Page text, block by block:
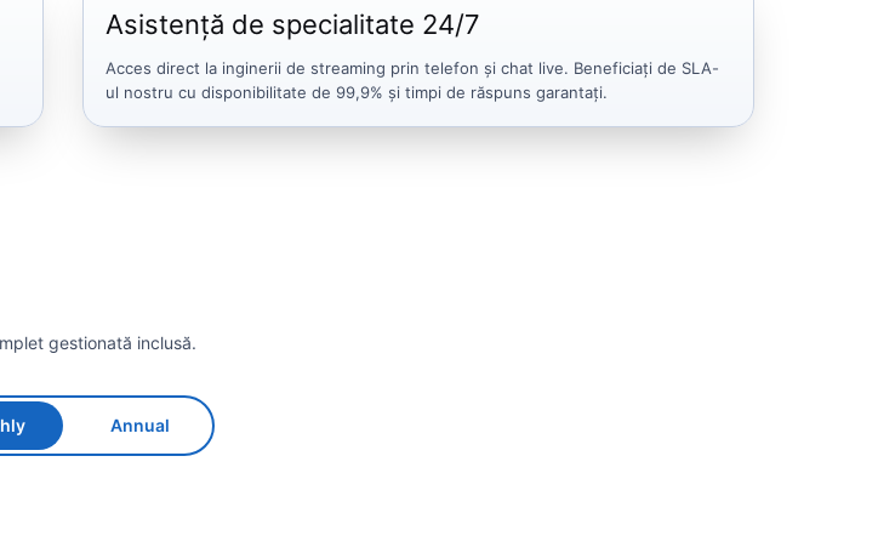
Asistență de specialitate 24/7
Acces direct la inginerii de streaming prin telefon și chat live. Beneficiați de SLA-
ul nostru cu disponibilitate de 99,9% și timpi de răspuns garantați.
gestionată inclusă.
Annual